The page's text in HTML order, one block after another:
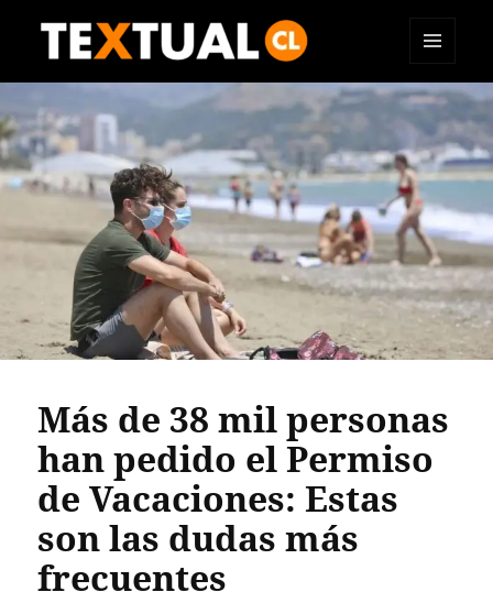
TEXTUAL
Y
WIDGETS
Más de 38 mil personas
han pedido el Permiso
de Vacaciones: Estas
son las dudas más
frecuentes